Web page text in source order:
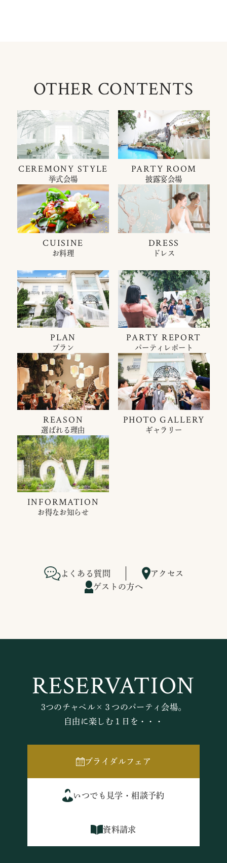
OTHER CONTENTS
CEREMONY STYLE
挙式会場
PARTY ROOM
披露宴会場
CUISINE
お料理
DRESS
ドレス
PLAN
プラン
PARTY REPORT
パーティレポート
REASON
選ばれる理由
PHOTO GALLERY
ギャラリー
INFORMATION
お得なお知らせ
よくある質問
アクセス
ゲストの方へ
RESERVATION
3つのチャペル×３つのパーティ会場。
自由に楽しむ１日を・・・
ブライダルフェア
いつでも見学・相談予約
資料請求